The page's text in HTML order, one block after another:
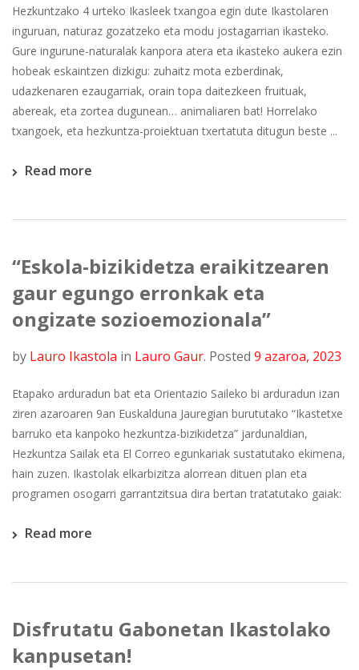
Hezkuntzako 4 urteko Ikasleek txangoa egin dute Ikastolaren
inguruan, naturaz gozatzeko eta modu jostagarrian ikasteko.
Gure ingurune-naturalak kanpora atera eta ikasteko aukera ezin
hobeak eskaintzen dizkigu: zuhaitz mota ezberdinak,
udazkenaren ezaugarriak, orain topa daitezkeen fruituak,
abereak, eta zortea dugunean… animaliaren bat! Horrelako
txangoek, eta hezkuntza-proiektuan txertatuta ditugun beste ...
Read more
“Eskola-bizikidetza eraikitzearen
gaur egungo erronkak eta
ongizate sozioemozionala”
by Lauro Ikastola in Lauro Gaur. Posted 9 azaroa, 2023
Etapako arduradun bat eta Orientazio Saileko bi arduradun izan
ziren azaroaren 9an Euskalduna Jauregian burututako “Ikastetxe
barruko eta kanpoko hezkuntza-bizikidetza” jardunaldian,
Hezkuntza Sailak eta El Correo egunkariak sustatutako ekimena,
hain zuzen. Ikastolak elkarbizitza alorrean dituen plan eta
programen osogarri garrantzitsua dira bertan tratatutako gaiak:
Read more
Disfrutatu Gabonetan Ikastolako
kanpusetan!